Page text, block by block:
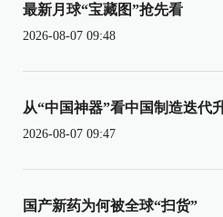
最新月球“宝藏图”抢先看
2026-08-07 09:48
从“中国神器”看中国制造迭代
2026-08-07 09:47
国产新药为何被全球“扫货”